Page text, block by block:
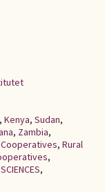
, Kenya, Sudan,
, Zambia,
Cooperatives, Rural
,
,